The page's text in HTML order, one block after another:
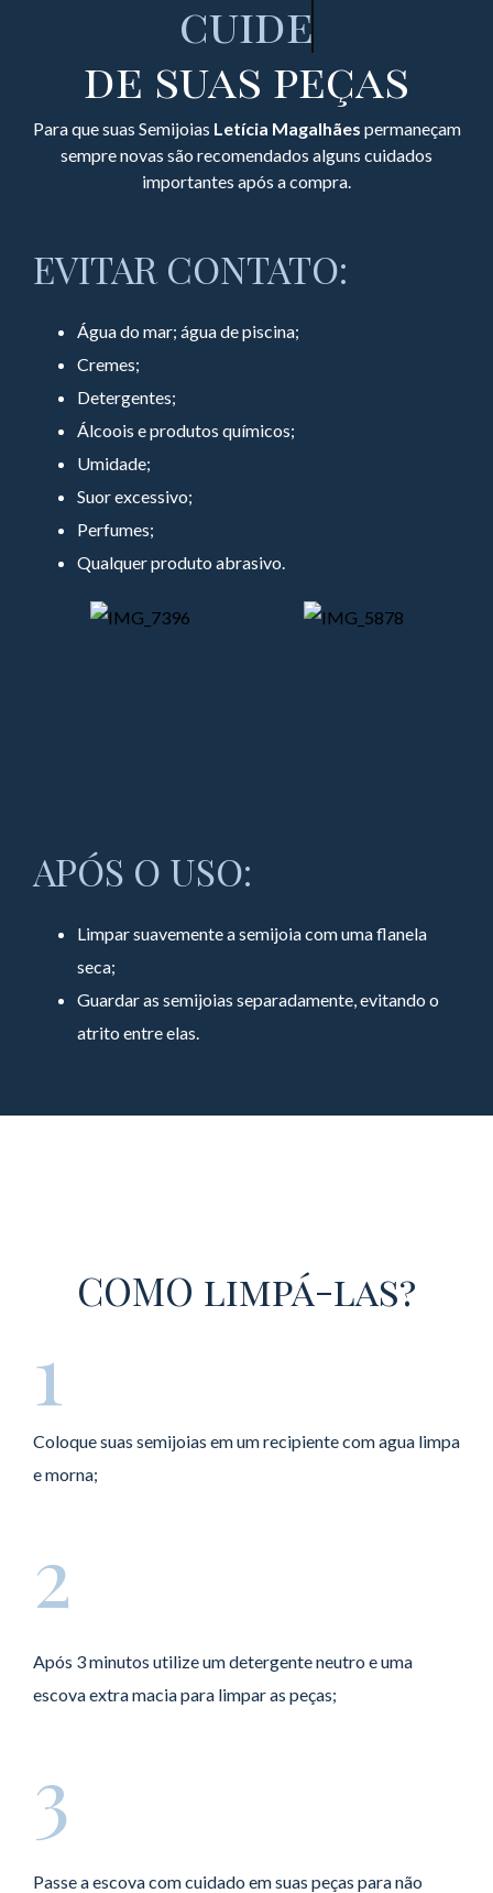
cuide
de suas peças
Para que suas Semijoias Letícia Magalhães permaneçam
sempre novas são recomendados alguns cuidados
importantes após a compra.
EVITAR CONTATO:
Água do mar; água de piscina;
Cremes;
Detergentes;
Álcoois e produtos químicos;
Umidade;
Suor excessivo;
Perfumes;
Qualquer produto abrasivo.
APÓS O USO:
Limpar suavemente a semijoia com uma flanela
seca;
Guardar as semijoias separadamente, evitando o
atrito entre elas.
COMO limpá-las?
1
Coloque suas semijoias em um recipiente com agua limpa
e morna;
2
Após 3 minutos utilize um detergente neutro e uma
escova extra macia para limpar as peças;
3
Passe a escova com cuidado em suas peças para não